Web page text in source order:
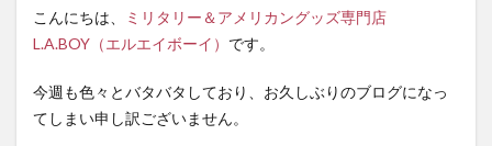
コ軍
ジャ
ト、
再入
こんにちは、
ミリタリー＆アメリカングッズ専門店
L.A.BOY（エルエイボーイ） です。
今週も色々とバタバタしており、お久しぶりのブログになっ
てしまい申し訳ございません。